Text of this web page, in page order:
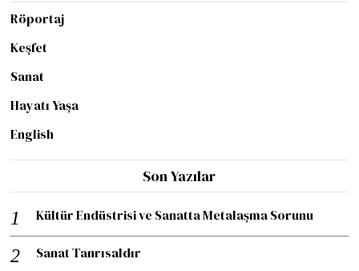
Röportaj
Keşfet
Sanat
Hayatı Yaşa
English
Son Yazılar
Kültür Endüstrisi ve Sanatta Metalaşma Sorunu
Sanat Tanrısaldır